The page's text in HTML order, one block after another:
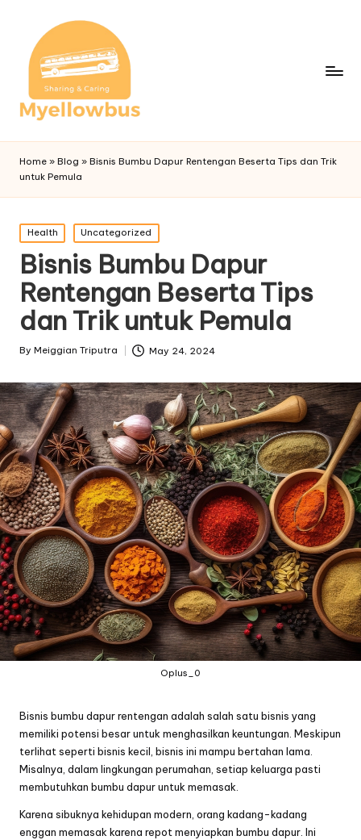
Home » Blog » Bisnis Bumbu Dapur Rentengan Beserta Tips dan Trik
untuk Pemula
Posted
in
Health Uncategorized
Bisnis Bumbu Dapur
Rentengan Beserta Tips
dan Trik untuk Pemula
Posted
By Meiggian Triputra May 24, 2024
Oplus_0
Bisnis bumbu dapur rentengan adalah salah satu bisnis yang
memiliki potensi besar untuk menghasilkan keuntungan. Meskipun
terlihat seperti bisnis kecil, bisnis ini mampu bertahan lama.
Misalnya, dalam lingkungan perumahan, setiap keluarga pasti
membutuhkan bumbu dapur untuk memasak.
Karena sibuknya kehidupan modern, orang kadang-kadang
enggan memasak karena repot menyiapkan bumbu dapur. Ini